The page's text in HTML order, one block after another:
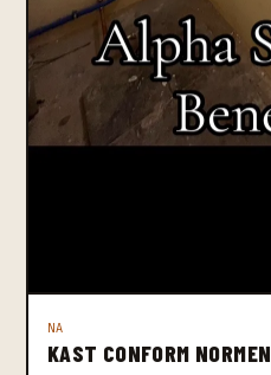
NA
KAST CONFORM NORMEN